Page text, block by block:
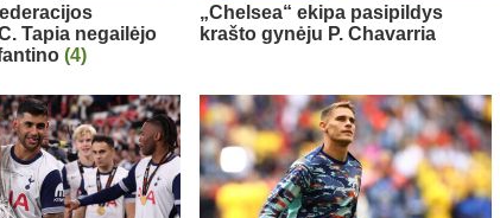
Tapia negailėjo
(4)
„Chelsea“ ekipa pasipildys
krašto gynėju P. Chavarria